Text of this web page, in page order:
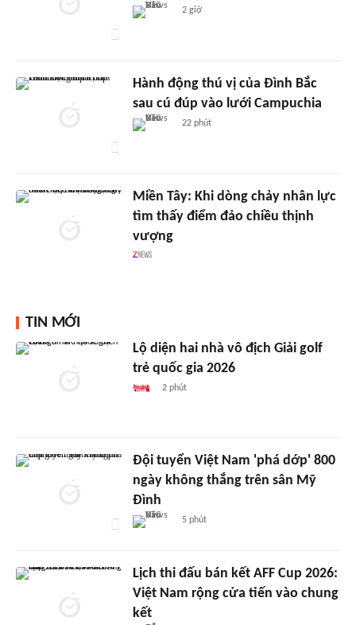
2 giờ
Hành động thú vị của Đình Bắc
sau cú đúp vào lưới Campuchia
22 phút
Miền Tây: Khi dòng chảy nhân lực
tìm thấy điểm đảo chiều thịnh
vượng
TIN MỚI
Lộ diện hai nhà vô địch Giải golf
trẻ quốc gia 2026
2 phút
Đội tuyển Việt Nam 'phá dớp' 800
ngày không thắng trên sân Mỹ
Đình
5 phút
Lịch thi đấu bán kết AFF Cup 2026:
Việt Nam rộng cửa tiến vào chung
kết